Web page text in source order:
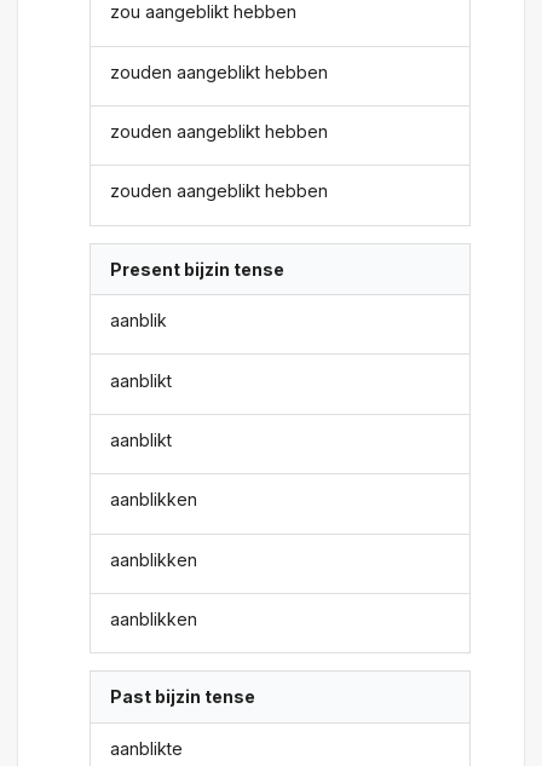
zou aangeblikt hebben
zouden aangeblikt hebben
zouden aangeblikt hebben
zouden aangeblikt hebben
Present bijzin tense
aanblik
aanblikt
aanblikt
aanblikken
aanblikken
aanblikken
Past bijzin tense
aanblikte